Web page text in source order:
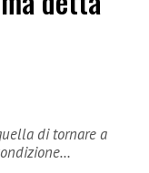
di tornare a